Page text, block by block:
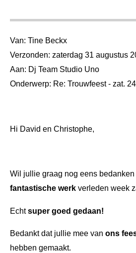
Van: Tine Beckx
Verzonden: zaterdag 31 augustus
Aan: Dj Team Studio Uno
Onderwerp: Re: Trouwfeest - zat.
Hi David en Christophe,
Wil jullie graag nog eens bedanken
fantastische werk verleden week
Echtsuper goed gedaan!
Bedankt dat jullie mee van ons
hebben gemaakt.